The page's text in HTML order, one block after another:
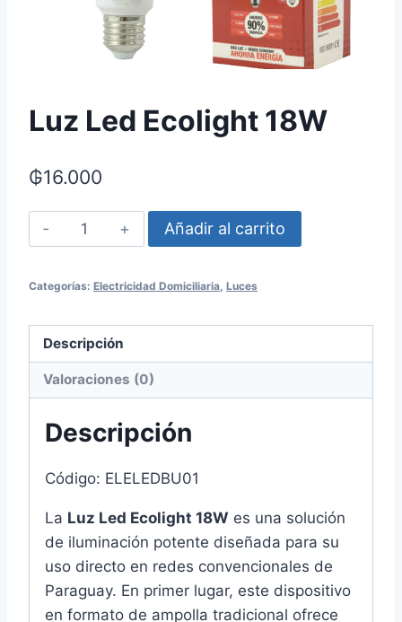
Luz Led Ecolight 18W
₲16.000
Luz
Led
18W
Añadir al carrito
Categorías: Electricidad Domiciliaria, Luces
Descripción
Valoraciones (0)
Descripción
Código: ELELEDBU01
La Luz Led Ecolight 18W es una solución
de iluminación potente diseñada para su
uso directo en redes convencionales de
Paraguay. En primer lugar, este dispositivo
en formato de ampolla tradicional ofrece